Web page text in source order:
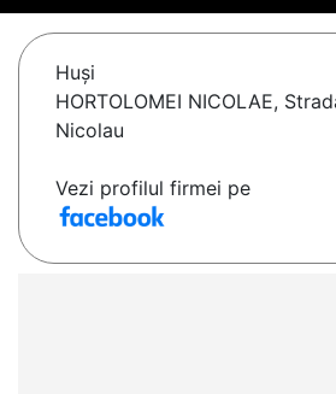
Huşi
HORTOLOMEI NICOLAE,
Nicolau
Vezi profilul firmei pe